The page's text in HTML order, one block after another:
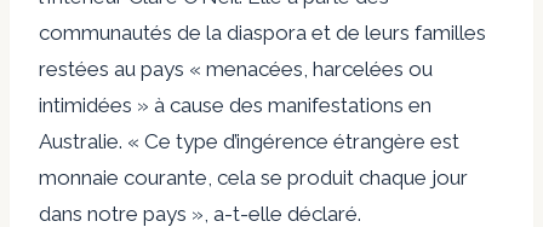
communautés de la diaspora et de leurs familles
restées au pays « menacées, harcelées ou
intimidées » à cause des manifestations en
Australie. « Ce type d’ingérence étrangère est
monnaie courante, cela se produit chaque jour
dans notre pays », a-t-elle déclaré.